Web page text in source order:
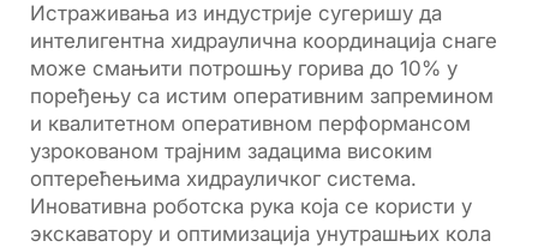
Истраживања из индустрије сугеришу да
интелигентна хидраулична координација снаге
може смањити потрошњу горива до 10% у
поређењу са истим оперативним запремином
и квалитетном оперативном перформансом
узрокованом трајним задацима високим
оптерећењима хидрауличког система.
Иновативна роботска рука која се користи у
экскаватору и оптимизација унутрашњих кола